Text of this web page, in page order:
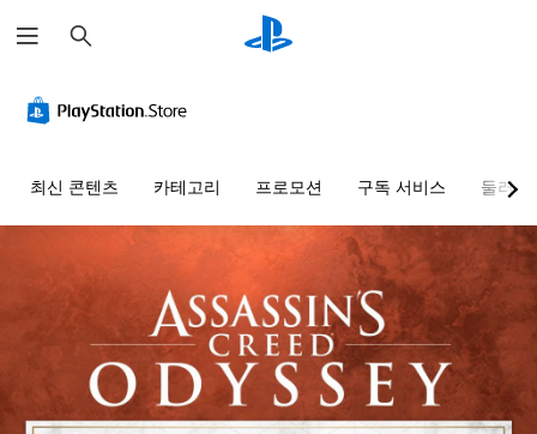
색
최신 콘텐츠 카테고리 프로모션 구독 서비스 둘러보